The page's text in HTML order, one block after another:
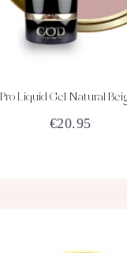
Liquid Gel Natural
€20.95